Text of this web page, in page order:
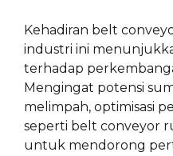
Kehadiran belt
industri ini
terhadap
Mengingat potensi
melimpah, optimisasi
seperti belt conveyor
untuk mendorong